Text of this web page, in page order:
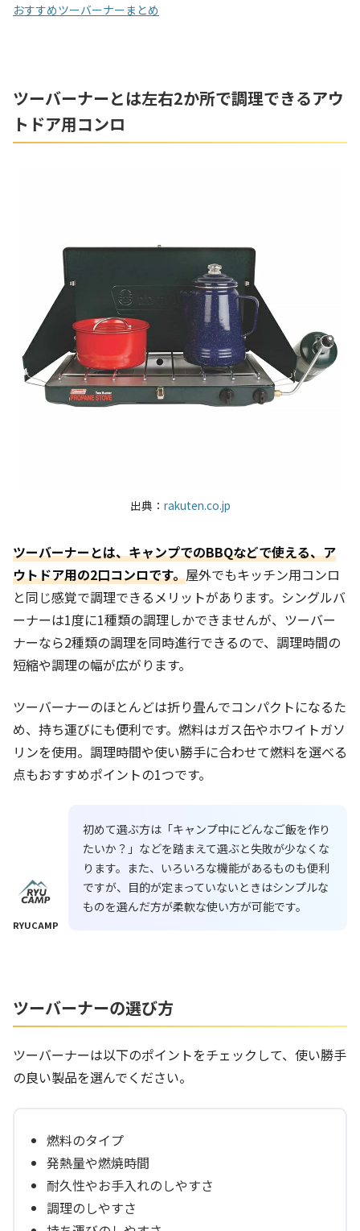
おすすめツーバーナーまとめ
ツーバーナーとは左右2か所で調理できるアウ
トドア用コンロ
出典： rakuten.co.jp
ツーバーナーとは、キャンプでのBBQなどで使える、ア
ウトドア用の2口コンロです。屋外でもキッチン用コンロ
と同じ感覚で調理できるメリットがあります。シングルバ
ーナーは1度に1種類の調理しかできませんが、ツーバー
ナーなら2種類の調理を同時進行できるので、調理時間の
短縮や調理の幅が広がります。
ツーバーナーのほとんどは折り畳んでコンパクトになるた
め、持ち運びにも便利です。燃料はガス缶やホワイトガソ
リンを使用。調理時間や使い勝手に合わせて燃料を選べる
点もおすすめポイントの1つです。
RYUCAMP
初めて選ぶ方は「キャンプ中にどんなご飯を作り
たいか？」などを踏まえて選ぶと失敗が少なくな
ります。また、いろいろな機能があるものも便利
ですが、目的が定まっていないときはシンプルな
ものを選んだ方が柔軟な使い方が可能です。
ツーバーナーの選び方
ツーバーナーは以下のポイントをチェックして、使い勝手
の良い製品を選んでください。
燃料のタイプ
発熱量や燃焼時間
耐久性やお手入れのしやすさ
調理のしやすさ